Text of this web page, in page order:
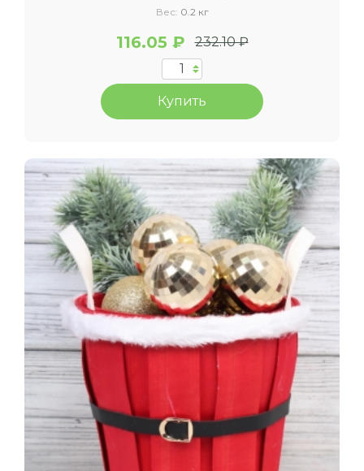
Вес: 0.2 кг
116.05 ₽ 232.10 ₽
Купить